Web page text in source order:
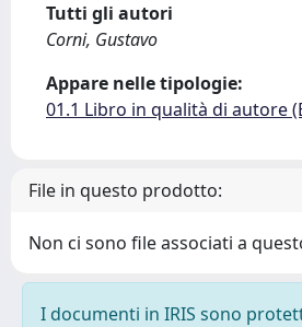
Tutti gli autori
Corni, Gustavo
Appare nelle tipologie:
01.1 Libro in qualità di autore
File in questo prodotto:
Non ci sono file associati a
I documenti in IRIS sono